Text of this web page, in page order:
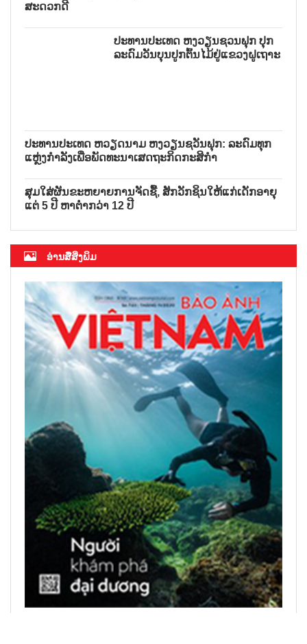
ວັນຟຸກ: ລະດົມທຸກແຫຼ່ງກຳລັງເພື່ອ
ພັດທະນາເສດຖະກິດກະສິກຳ
ສຸມໃສ່ຜັນຂະຫຍາຍການຈັດຊື້, ສັກວັກຊິນໃຫ້ແກ່ເດັກອາຍຸ
ແຕ່ 5 ປີ ຫາຕ່ຳກວ່າ 12 ປີ
ອ່ານສື່ສິ່ງພິມ